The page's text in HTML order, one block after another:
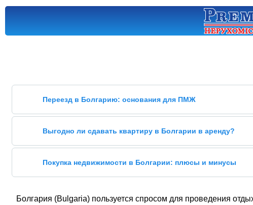
Переезд в Болгарию: основания для ПМЖ
Выгодно ли сдавать квартиру в Болгарии в аренду?
Покупка недвижимости в Болгарии: плюсы и минусы
Болгария (Bulgaria) пользуется спросом для проведения